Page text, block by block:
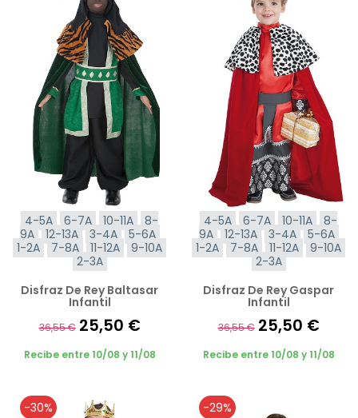
4-5A 6-7A 10-11A
8-
9A
12-13A 3-4A
5-6A
1-2A
7-8A 11-12A
9-10A
2-3A
Disfraz De Rey Baltasar
Infantil
36,55 € 25,50 €
Recibe entre 10/08 y 11/08
4-5A 6-7A 10-11A
8-
9A
12-13A 3-4A
5-6A
1-2A
7-8A 11-12A
9-10A
2-3A
Disfraz De Rey Gaspar
Infantil
36,55 € 25,50 €
Recibe entre 10/08 y 11/08
-30% -29%